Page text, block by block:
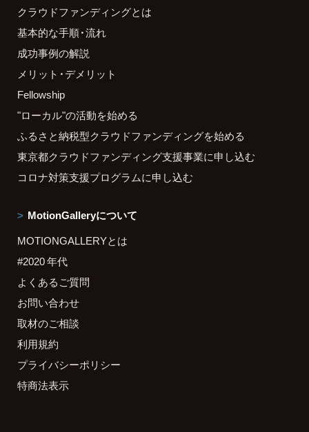
クラウドファンディングとは
基本的な手順・流れ
成功事例の解説
メリット・デメリット
Fellowship
"ローカル"の活動を始める
ふるさと納税型クラウドファンディングを始める
東京都クラウドファンディング支援事業に申し込む
コロナ対策支援プログラムに申し込む
MotionGalleryについて
MOTIONGALLERYとは
#2020 年代
よくあるご質問
お問い合わせ
取材のご相談
利用規約
プライバシーポリシー
特商法表示